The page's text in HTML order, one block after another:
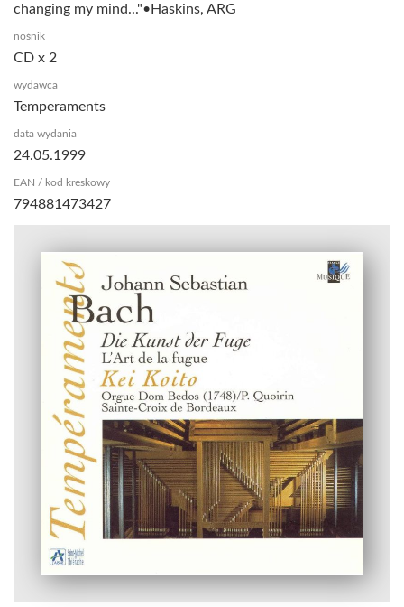
changing my mind..."•Haskins, ARG
nośnik
CD x 2
wydawca
Temperaments
data wydania
24.05.1999
EAN / kod kreskowy
794881473427